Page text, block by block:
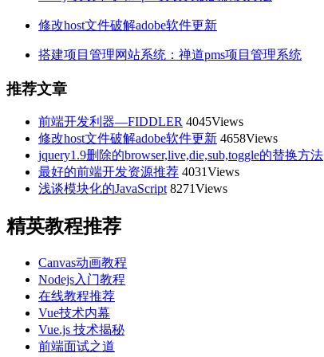
修改host文件破解adobe软件更新
搭建项目管理网站系统：禅道pms项目管理系统
推荐文章
前端开发利器—FIDDLER 4045Views
修改host文件破解adobe软件更新 4658Views
jquery1.9删除的browser,live,die,sub,toggle的替换方法
最好的前端开发资源推荐 4031Views
浅谈模块化的JavaScript 8271Views
精英教程推荐
Canvas动画教程
Nodejs入门教程
在线教程推荐
Vue技术内幕
Vue.js 技术揭秘
前端面试之道